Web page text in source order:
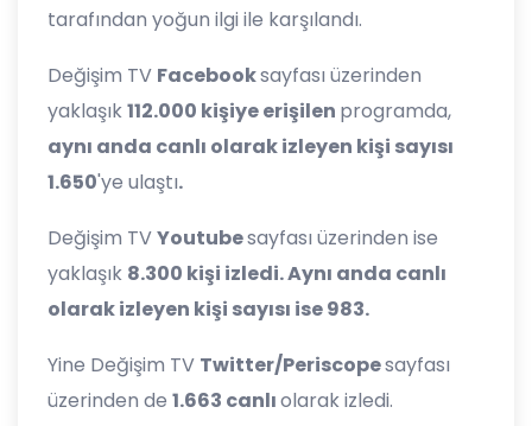
tarafından yoğun ilgi ile karşılandı.
Değişim TV Facebooksayfası üzerinden
yaklaşık112.000 kişiye erişilen programda,
aynı anda canlı olarak izleyen kişi sayısı
1.650'ye ulaştı.
Değişim TVYoutubesayfası üzerinden ise
yaklaşık 8.300 kişi izledi. Aynı anda canlı
olarak izleyen kişi sayısı ise 983.
Yine Değişim TV Twitter/Periscopesayfası
üzerinden de 1.663 canlıolarak izledi.